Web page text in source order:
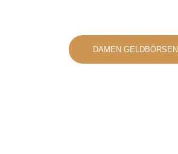
DAMEN GELDBÖRSEN